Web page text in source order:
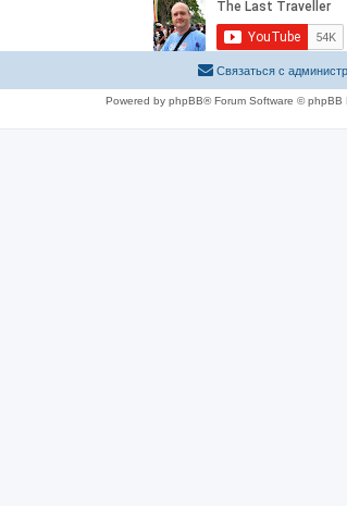
Связаться с
Powered by phpBB® Forum Software © phpBB